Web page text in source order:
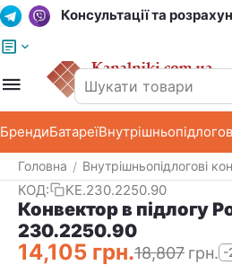
Консультації та
БрендиБатареї
Головна / Внутрішньопідлогові
КОД: KE.230.2250.90
Конвектор в підлогу
230.2250.90
14,105 грн.18,807 грн. -